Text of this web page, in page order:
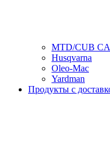
MTD/CUB
Husqvarna
Oleo-Mac
Yardman
Продукты с